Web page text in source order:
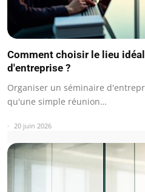
Comment choisir le lieu
d'entreprise ?
Organiser un séminaire
qu'une simple réunion…
20 juin 2026